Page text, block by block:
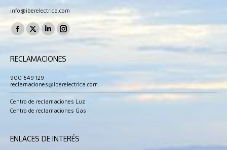
info@iberelectrica.com
Encuéntranos en:
Facebook
opens
new
window
X
opens
new
window
Linkedin
opens
new
window
Instagram
opens
new
window
RECLAMACIONES
900 649 129
reclamaciones@iberelectrica.com
Centro de reclamaciones Luz
Centro de reclamaciones Gas
ENLACES DE INTERÉS